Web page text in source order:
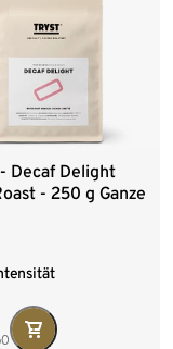
Decaf Delight
- 250 g Ganze